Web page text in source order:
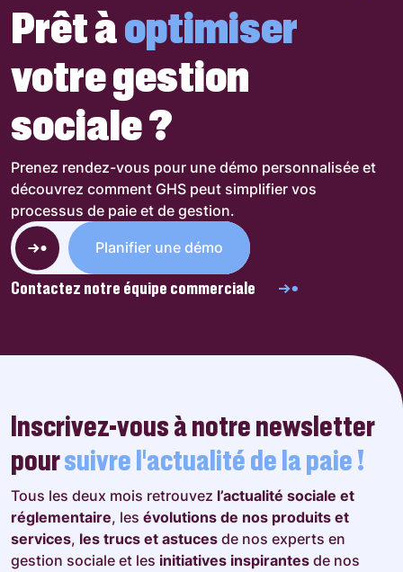
Prêt àoptimiser
votre gestion
sociale ?
Prenez rendez-vous pour une démo personnalisée et
découvrez comment GHS peut simplifier vos
processus de paie et de gestion.
Planifier une démo
Contactez notre équipe commerciale
Inscrivez-vous à notre newsletter
poursuivre l’actualité de la paie !
Tous les deux mois retrouvez l’actualité sociale et
réglementaire, les évolutions de nos produits et
services, les trucs et astuces de nos experts en
gestion sociale et les initiatives inspirantes de nos